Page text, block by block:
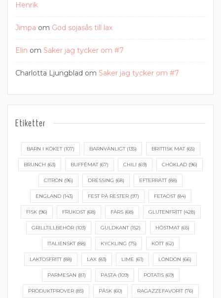
Henrik
Jimpa om God sojasås till lax
Elin om Saker jag tycker om #7
Charlotta Ljungblad om Saker jag tycker om #7
Etiketter
BARN I KÖKET(107) BARNVÄNLIGT(135) BRITTISK MAT(65)
BRUNCH (63) BUFFÉMAT(67) CHILI (69) CHOKLAD (96)
CITRON (96) DRESSING (68) EFTERRÄTT(88)
ENGLAND(143) FEST PÅ RESTER(97) FETAOST(84)
FISK(96) FRUKOST(68) FÄRS(68) GLUTENFRITT(428)
GRILLTILLBEHÖR (103) GULDKANT(152) HÖSTMAT(65)
ITALIENSKT(88) KYCKLING (75) KÖTT(62)
LAKTOSFRITT(88) LAX (83) LIME (61) LONDON (66)
PARMESAN (81) PASTA(109) POTATIS(69)
PRODUKTPROVER(85) PÅSK(60) RAGAZZEFAVORIT(76)